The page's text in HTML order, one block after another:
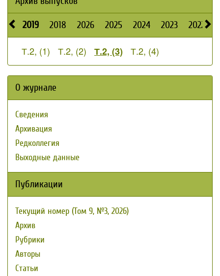
2019 2018 2026 2025 2024 2023 2022
Т.2, (1) Т.2, (2) Т.2, (3) Т.2, (4)
О журнале
Сведения
Архивация
Редколлегия
Выходные данные
Публикации
Текущий номер (Том 9, №3, 2026)
Архив
Рубрики
Авторы
Статьи